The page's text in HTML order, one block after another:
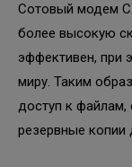
Сотовый модем
более высокую
эффективен, при
миру. Таким
доступ к файлам,
резервные копии